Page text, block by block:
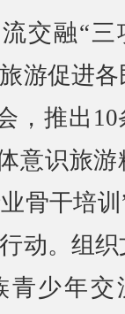
交融“三
游促进各
，推出10
意识旅游
骨干培训
动。组织
青少年交